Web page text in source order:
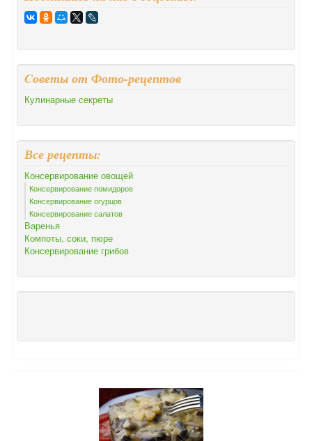
Cоветы от Фото-рецептов
Кулинарные секреты
Все рецепты:
Консервирование овощей
Консервирование помидоров
Консервирование огурцов
Консервирование салатов
Варенья
Компоты, соки, пюре
Консервирование грибов